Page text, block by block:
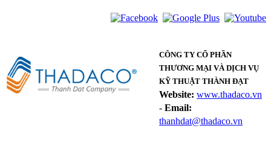
CÔNG TY CỔ PHẦN
THƯƠNG MẠI VÀ DỊCH VỤ
KỸ THUẬT THÀNH ĐẠT
Website: www.thadaco.vn
- Email:
thanhdat@thadaco.vn